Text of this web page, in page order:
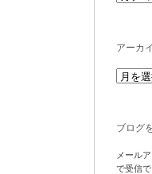
アーカ
ブログ
メール
で受信で